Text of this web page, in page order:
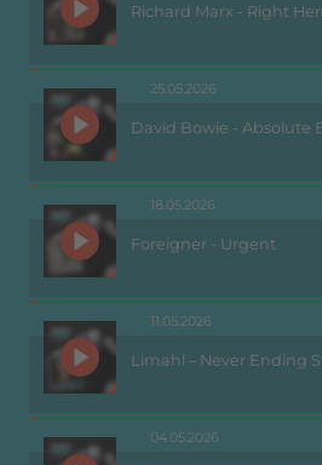
Richard Marx - Right
25.05.2026
David Bowie - Absolute
18.05.2026
Foreigner - Urgent
11.05.2026
Limahl – Never Ending
04.05.2026